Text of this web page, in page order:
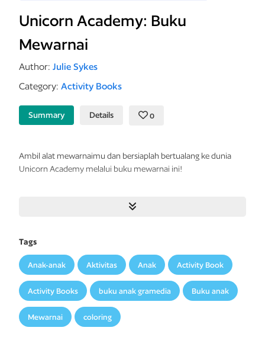
Unicorn Academy: Buku
Mewarnai
Author: Julie Sykes
Category: Activity Books
Summary Details 0
Ambil alat mewarnaimu dan bersiaplah bertualang ke dunia
Unicorn Academy melalui buku mewarnai ini!
banyak unicorn untuk kau warnai!
Tags
Anak-anak Aktivitas Anak Activity Book
Activity Books buku anak gramedia Buku anak
Mewarnai coloring